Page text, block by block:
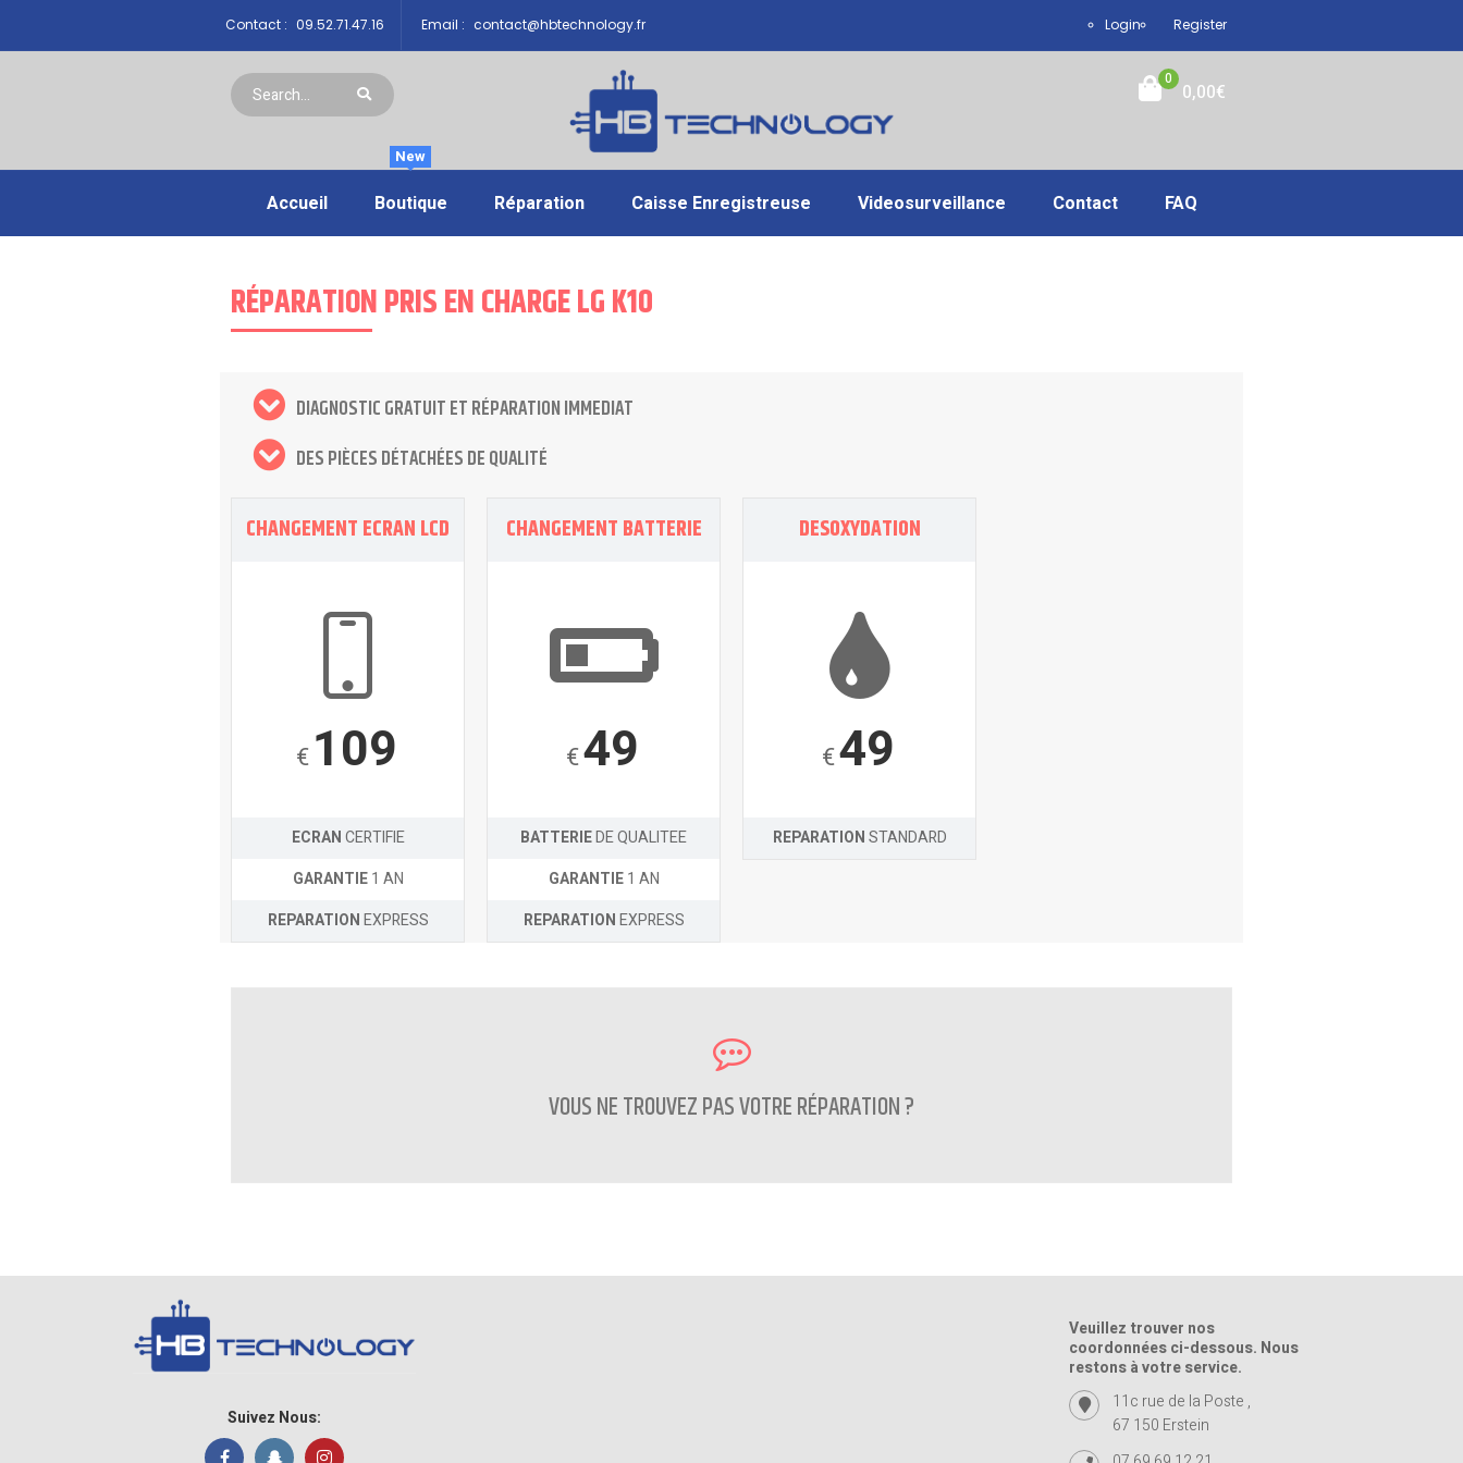
Contact : 09.52.71.47.16 Email : contact@hbtechnology.fr Login Register
0
0,00€
Accueil Boutique
New
Réparation Caisse Enregistreuse Videosurveillance Contact FAQ
RÉPARATION PRIS EN CHARGE LG K10
DIAGNOSTIC GRATUIT ET RÉPARATION IMMEDIAT
DES PIÈCES DÉTACHÉES DE QUALITÉ
CHANGEMENT ECRAN LCD
€ 109
ECRANCERTIFIE
GARANTIE1 AN
REPARATIONEXPRESS
CHANGEMENT BATTERIE
€49
BATTERIEDE QUALITEE
GARANTIE1 AN
REPARATIONEXPRESS
DESOXYDATION
€49
REPARATIONSTANDARD
VOUS NE TROUVEZ PAS VOTRE RÉPARATION ?
CONTACTEZ NOUS
Suivez Nous:
Veuillez trouver nos
coordonnées ci-dessous. Nous
restons à votre service.
11c rue de la Poste ,
67 150 Erstein